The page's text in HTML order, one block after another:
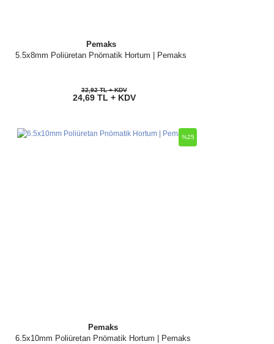
Pemaks
5.5x8mm Poliüretan Pnömatik Hortum | Pemaks
32,92 TL + KDV
24,69 TL + KDV
Pemaks
6.5x10mm Poliüretan Pnömatik Hortum | Pemaks
%25